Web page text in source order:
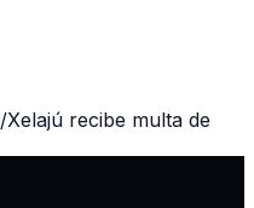
/Xelajú recibe multa de